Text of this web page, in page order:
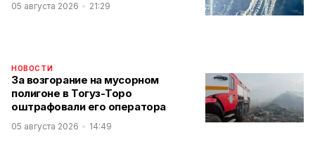
05 августа 2026 21:29
НОВОСТИ
За возгорание на мусорном
полигоне в Тогуз-Торо
оштрафовали его оператора
05 августа 2026 14:49